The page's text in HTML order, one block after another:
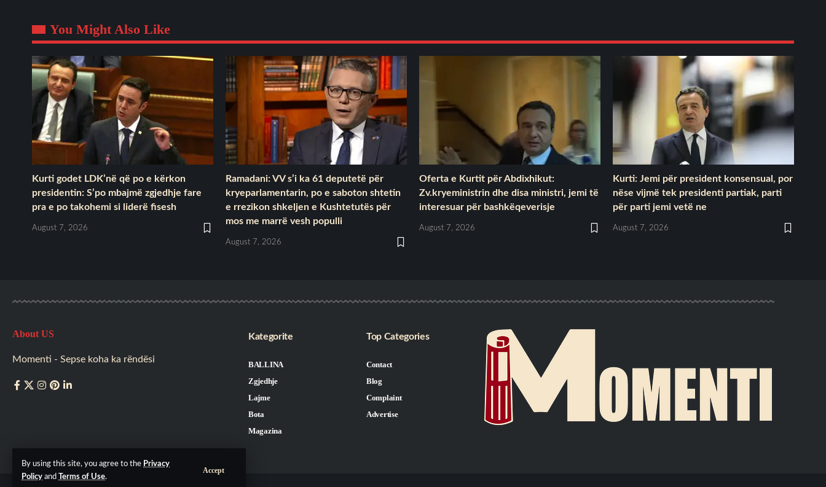
By using this site, you agree to the Privacy
Policy and Terms of Use.
Accept
You Might Also Like
Kurti godet LDK’në që po e kërkon
presidentin: S’po mbajmë zgjedhje fare
pra e po takohemi si liderë fisesh
August 7, 2026
Ramadani: VV s’i ka 61 deputetë për
kryeparlamentarin, po e saboton shtetin
e rrezikon shkeljen e Kushtetutës për
mos me marrë vesh populli
August 7, 2026
Oferta e Kurtit për Abdixhikut:
Zv.kryeministrin dhe disa ministri, jemi të
interesuar për bashkëqeverisje
August 7, 2026
Kurti: Jemi për president konsensual, por
nëse vijmë tek presidenti partiak, parti
për parti jemi vetë ne
August 7, 2026
About US
Momenti - Sepse koha ka rëndësi
Kategorite
BALLINA
Zgjedhje
Lajme
Bota
Magazina
Top Categories
Contact
Blog
Complaint
Advertise